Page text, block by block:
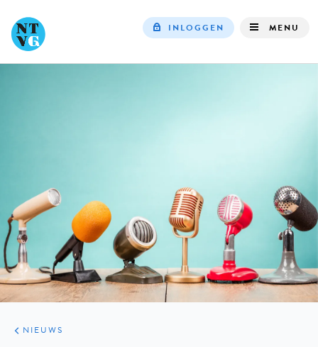
INLOGGEN MENU
ARTIKELEN
HET
KORT
NIEUWS